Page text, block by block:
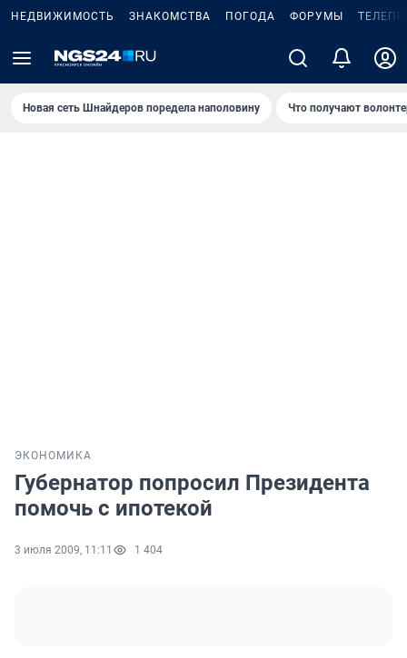
НЕДВИЖИМОСТЬ ЗНАКОМСТВА ПОГОДА ФОРУМЫ
Новая сеть Шнайдеров поредела наполовину Что получают
ЭКОНОМИКА
Губернатор попросил Президента
помочь с ипотекой
3 июля 2009, 11:11 1 404